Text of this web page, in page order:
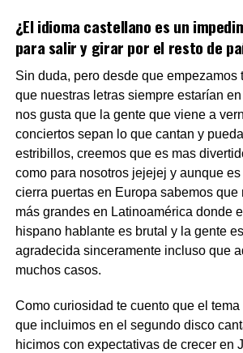
¿El idioma castellano es un
para salir y girar por el resto de
Sin duda, pero desde que empezamos
que nuestras letras siempre estarían
nos gusta que la gente que viene a
conciertos sepan lo que cantan y
estribillos, creemos que es mas
como para nosotros jejejej y aunque
cierra puertas en Europa sabemos que
más grandes en Latinoamérica donde
hispano hablante es brutal y la gente
agradecida sinceramente incluso que
muchos casos.
Como curiosidad te cuento que el tema
que incluimos en el segundo disco
hicimos con expectativas de crecer en